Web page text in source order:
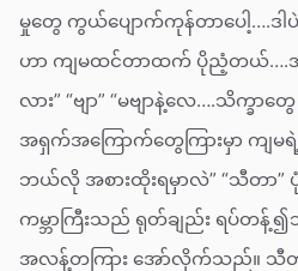
မှုတွေ ကွယ်ပျောက်ကုန်တာပေါ့….ဒါ
ဟာ ကျမထင်တာထက် ပိုညံ့တယ်
လား” “ဗျာ” “မဗျာနဲ့လေ….သိက္ခာ
အရှက်အကြောက်တွေကြားမှာ ကျမ
ဘယ်လို အစားထိုးရမှာလဲ” “သီတာ
ကမ္ဘာကြီးသည် ရုတ်ချည်း ရပ်တန့်၍
အလန့်တကြား အော်လိုက်သည်။ သီတ